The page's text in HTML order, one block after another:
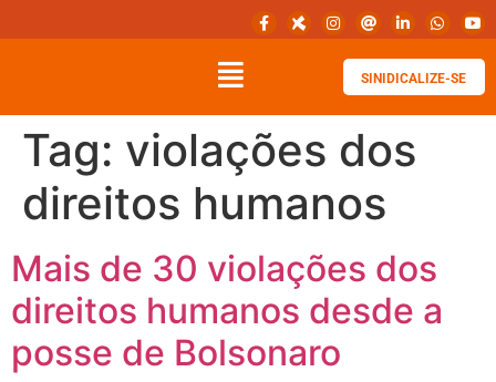
SINIDICALIZE-SE
Tag: violações dos
direitos humanos
Mais de 30 violações dos
direitos humanos desde a
posse de Bolsonaro